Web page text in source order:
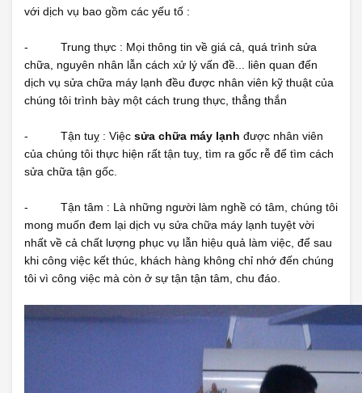
với dịch vụ bao gồm các yếu tố :
- Trung thực : Mọi thông tin về giá cả, quá trình sửa
chữa, nguyên nhân lẫn cách xử lý vấn đề... liên quan đến
dịch vụ sửa chữa máy lạnh đều được nhân viên kỹ thuật của
chúng tôi trình bày một cách trung thực, thẳng thắn
- Tận tuỵ : Việc sửa chữa máy lạnh được nhân viên
của chúng tôi thực hiện rất tận tuỵ, tìm ra gốc rễ để tìm cách
sửa chữa tận gốc.
- Tận tâm : Là những người làm nghề có tâm, chúng tôi
mong muốn đem lại dịch vụ sửa chữa máy lạnh tuyệt vời
nhất về cả chất lượng phục vụ lẫn hiệu quả làm việc, để sau
khi công việc kết thúc, khách hàng không chỉ nhớ đến chúng
tôi vì công việc mà còn ở sự tận tận tâm, chu đáo.